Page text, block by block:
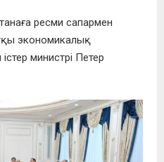
ресми сапармен
экономикалық
министрі Петер